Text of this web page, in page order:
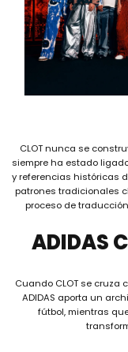
CLOT nunca se
siempre ha estado
y referencias históricas
patrones tradicionales
proceso de
ADIDAS
Cuando CLOT se cruza
ADIDAS aporta un
fútbol, mientras